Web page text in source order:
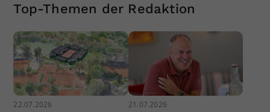
Top-Themen der Redaktion
22.07.2026 21.07.2026